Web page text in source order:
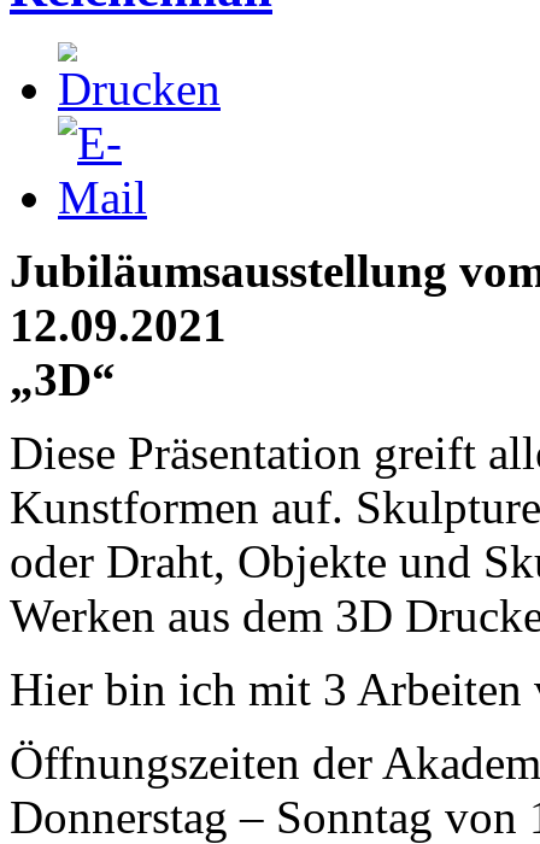
Jubiläumsausstellung
12.09.2021
„3D“
Diese Präsentation greift
Kunstformen auf.
oder Draht, Objekte und
Werken aus dem 3D
Hier bin ich mit 3 Arbeiten
Öffnungszeiten der
Donnerstag – Sonntag